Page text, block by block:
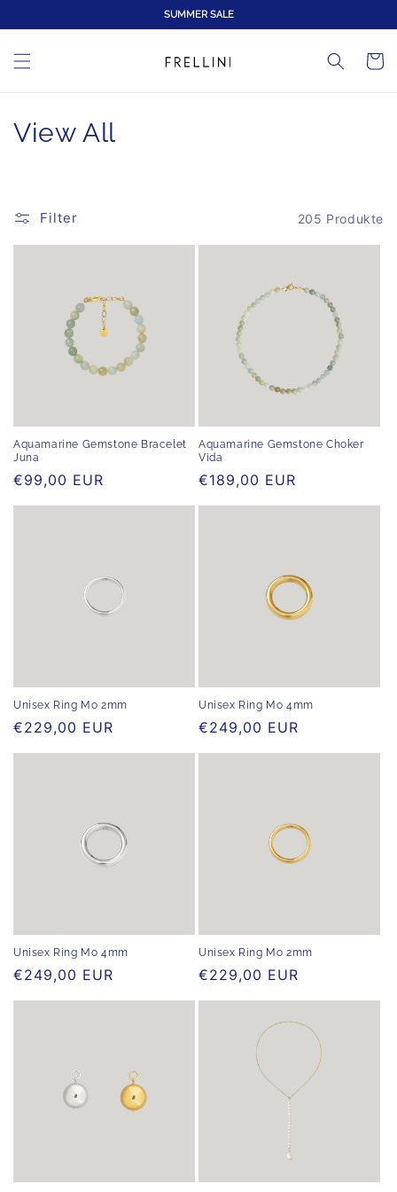
K
:
View All
Filter 205 Produkte
Aquamarine Gemstone Bracelet
Juna
Normaler
Preis
€99,00 EUR
Aquamarine Gemstone Choker
Vida
Normaler
Preis
€189,00 EUR
Unisex Ring Mo 2mm
Normaler
Preis
€229,00 EUR
Unisex Ring Mo 4mm
Normaler
Preis
€249,00 EUR
Unisex Ring Mo 4mm
Normaler
Preis
€249,00 EUR
Unisex Ring Mo 2mm
Normaler
Preis
€229,00 EUR